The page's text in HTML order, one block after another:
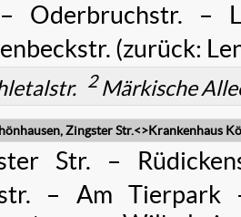
Oderbruchstr. –
(zurück:
2Märkische
Zingster Str.<>Krankenhaus
Str. –
– Am Tierpark